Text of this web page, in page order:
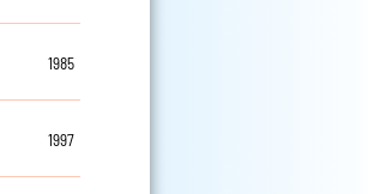
1985
1997